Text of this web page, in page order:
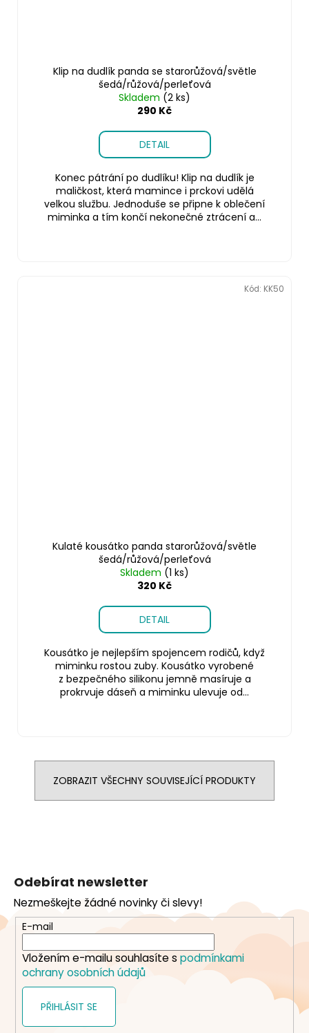
Klip na dudlík panda se starorůžová/světle
šedá/růžová/perleťová
Skladem (2 ks)
290 Kč
DETAIL
Konec pátrání po dudlíku! Klip na dudlík je
maličkost, která mamince i prckovi udělá
velkou službu. Jednoduše se připne k oblečení
miminka a tím končí nekonečné ztrácení a...
Kulaté kousátko panda starorůžová/světle
šedá/růžová/perleťová
Skladem (1 ks)
320 Kč
DETAIL
Kousátko je nejlepším spojencem rodičů, když
miminku rostou zuby. Kousátko vyrobené
z bezpečného silikonu jemně masíruje a
prokrvuje dáseň a miminku ulevuje od...
Kód: KK50
ZOBRAZIT VŠECHNY SOUVISEJÍCÍ PRODUKTY
a
t
Odebírat newsletter
Nezmeškejte žádné novinky či slevy!
E-mail
Vložením e-mailu souhlasíte s podmínkami
ochrany osobních údajů
PŘIHLÁSIT SE